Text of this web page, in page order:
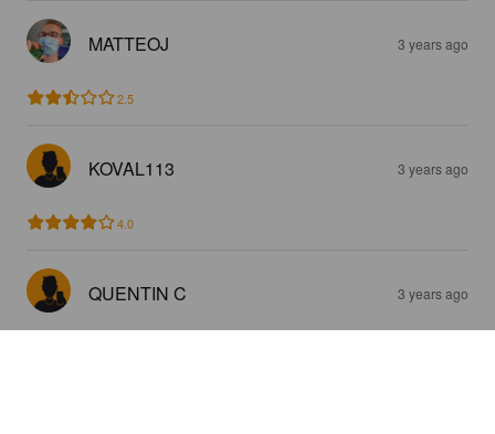
MATTEOJ 3 years ago
2.5
KOVAL113 3 years ago
4.0
QUENTIN C 3 years ago